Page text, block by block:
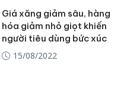
Giá xăng giảm sâu, hàng
hóa giảm nhỏ giọt khiến
người tiêu dùng bức xúc
15/08/2022